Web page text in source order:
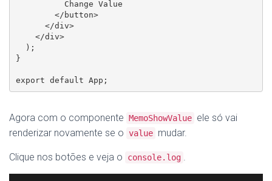
}
export default App;
Agora com o componente MemoShowValue ele só vai
renderizar novamente se o value mudar.
Clique nos botões e veja o console.log .